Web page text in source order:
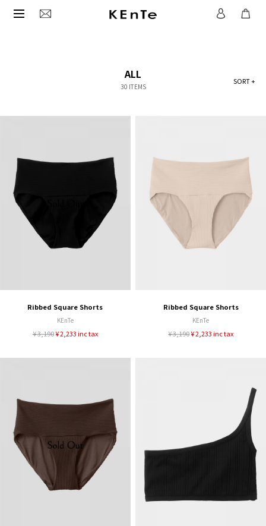
ALL
30 ITEMS
SORT +
Ribbed Square Shorts
KEnTe
¥ 3,190¥ 2,233 inc tax
Ribbed Square Shorts
KEnTe
¥ 3,190¥ 2,233 inc tax